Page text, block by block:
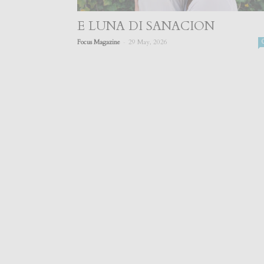
E LUNA DI SANACION
Focus Magazine 29 May, 2026 0